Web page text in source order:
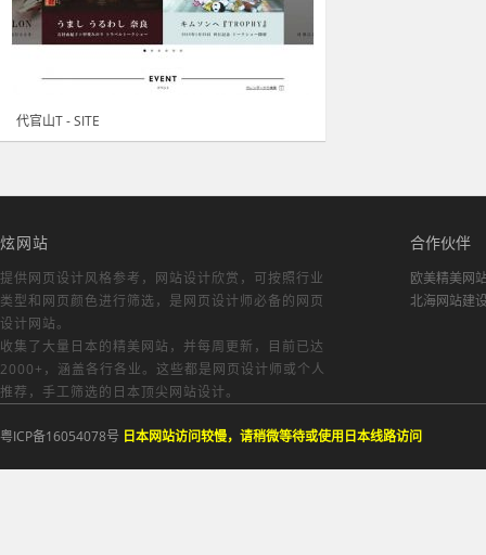
代官山T - SITE
炫网站
提供网页设计风格参考， 网站设计欣赏 ，可按照行业
类型和网页颜色进行筛选，是网页设计师必备的网页
设计网站。
收集了大量日本的精美网站，并每周更新，目前已达
2000+，涵盖各行各业。这些都是网页设计师或个人
推荐，手工筛选的日本顶尖网站设计。
合作伙伴
欧美精美网
北海网站建
粤ICP备16054078号 日本网站访问较慢，请稍微等待或使用日本线路访问